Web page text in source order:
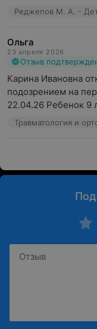
Реджепов М. А. -
Ольга
23 апреля 2026
Отзыв
Карина Ивановна
подозрением на
22.04.26 Ребенок 9
Травматология и